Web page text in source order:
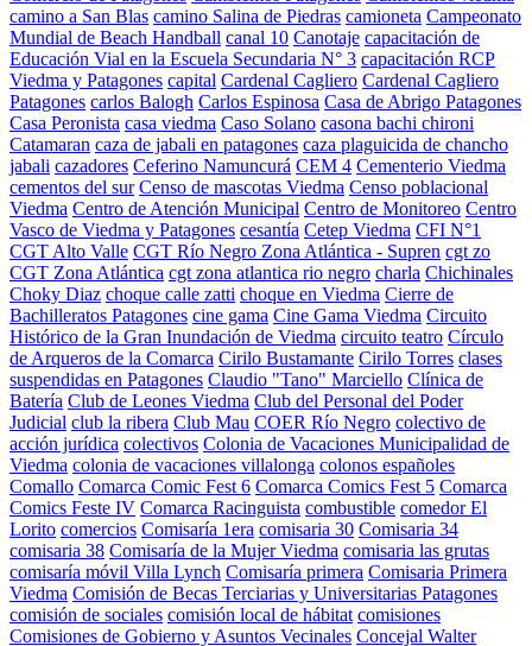
camino a San Blas camino Salina de Piedras camioneta Campeonato
Mundial de Beach Handball canal 10 Canotaje capacitación de
Educación Vial en la Escuela Secundaria N° 3 capacitación RCP
Viedma y Patagones capital Cardenal Cagliero Cardenal Cagliero
Patagones carlos Balogh Carlos Espinosa Casa de Abrigo Patagones
Casa Peronista casa viedma Caso Solano casona bachi chironi
Catamaran caza de jabali en patagones caza plaguicida de chancho
jabali cazadores Ceferino Namuncurá CEM 4 Cementerio Viedma
cementos del sur Censo de mascotas Viedma Censo poblacional
Viedma Centro de Atención Municipal Centro de Monitoreo Centro
Vasco de Viedma y Patagones cesantía Cetep Viedma CFI N°1
CGT Alto Valle CGT Río Negro Zona Atlántica - Supren cgt zo
CGT Zona Atlántica cgt zona atlantica rio negro charla Chichinales
Choky Diaz choque calle zatti choque en Viedma Cierre de
Bachilleratos Patagones cine gama Cine Gama Viedma Circuito
Histórico de la Gran Inundación de Viedma circuito teatro Círculo
de Arqueros de la Comarca Cirilo Bustamante Cirilo Torres clases
suspendidas en Patagones Claudio "Tano" Marciello Clínica de
Batería Club de Leones Viedma Club del Personal del Poder
Judicial club la ribera Club Mau COER Río Negro colectivo de
acción jurídica colectivos Colonia de Vacaciones Municipalidad de
Viedma colonia de vacaciones villalonga colonos españoles
Comallo Comarca Comic Fest 6 Comarca Comics Fest 5 Comarca
Comics Feste IV Comarca Racinguista combustible comedor El
Lorito comercios Comisaría 1era comisaria 30 Comisaria 34
comisaria 38 Comisaría de la Mujer Viedma comisaria las grutas
comisaría móvil Villa Lynch Comisaría primera Comisaria Primera
Viedma Comisión de Becas Terciarias y Universitarias Patagones
comisión de sociales comisión local de hábitat comisiones
Comisiones de Gobierno y Asuntos Vecinales Concejal Walter